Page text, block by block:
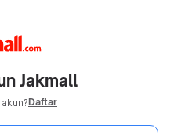
Jakmall
Daftar